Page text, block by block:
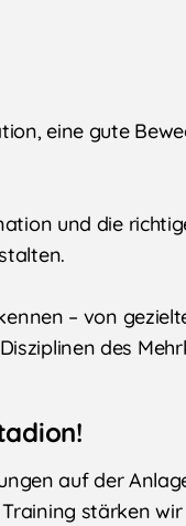
eine gute
und die
– von
des
auf der
stärken wir